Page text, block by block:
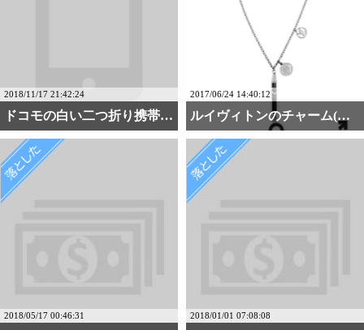
2018/11/17 21:42:24
ドコモの白い二つ折り携帯・・・
2017/06/24 14:40:12
ルイヴィトンのチャーム(・・・
2018/05/17 00:46:31 2018/01/01 07:08:08